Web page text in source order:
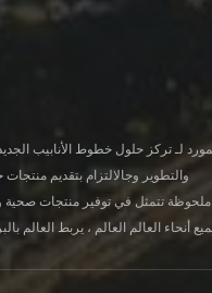
316l tube
عرض التفاصيل
stainless steel
pipe 304 316l
والتطوير وجالالتزام بتقديم
ملحوظة تتمثل في توفير منتجات صحية